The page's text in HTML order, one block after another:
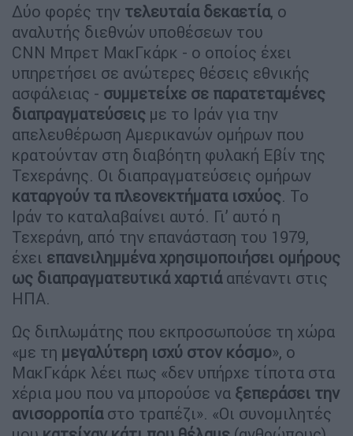
Δύο φορές την τελευταία δεκαετία, ο
αναλυτής διεθνών υποθέσεων του
CNN Μπρετ ΜακΓκάρκ - ο οποίος έχει
υπηρετήσει σε ανώτερες θέσεις εθνικής
ασφάλειας - συμμετείχε σε παρατεταμένες
διαπραγματεύσεις με το Ιράν για την
απελευθέρωση Αμερικανών ομήρων που
κρατούνταν στη διαβόητη φυλακή Εβίν της
Τεχεράνης. Οι διαπραγματεύσεις ομήρων
καταργούν τα πλεονεκτήματα ισχύος. Το
Ιράν το καταλαβαίνει αυτό. Γι’ αυτό η
Τεχεράνη, από την επανάσταση του 1979,
έχει επανειλημμένα χρησιμοποιήσει ομήρους
ως διαπραγματευτικά χαρτιάαπέναντι στις
ΗΠΑ.
Ως διπλωμάτης που εκπροσωπούσε τη χώρα
«με τη μεγαλύτερη ισχύ στον κόσμο», ο
ΜακΓκάρκ λέει πως «δεν υπήρχε τίποτα στα
χέρια μου που να μπορούσε να ξεπεράσει την
ανισορροπίαστο τραπέζι». «Οι συνομιλητές